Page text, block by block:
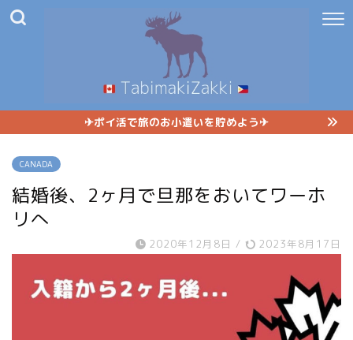
✈︎ポイ活で旅のお小遣いを貯めよう✈︎
CANADA
結婚後、2ヶ月で旦那をおいてワーホ
リへ
2020年12月8日 / 2023年8月17日